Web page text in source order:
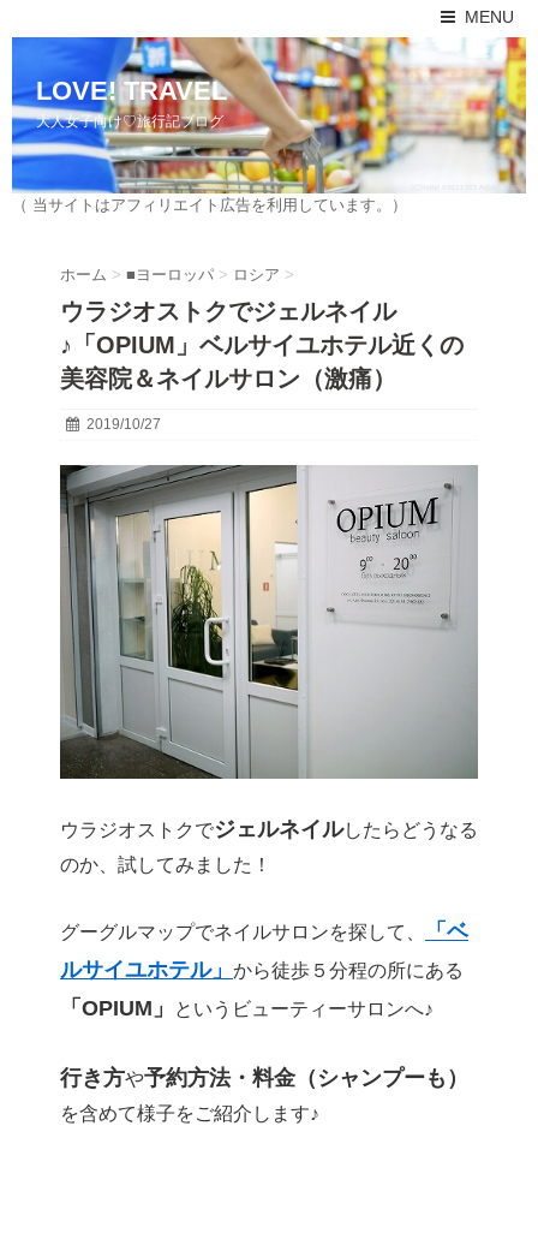
MENU
LOVE! TRAVEL
大人女子向け♡旅行記ブログ
（ 当サイトはアフィリエイト広告を利用しています。）
ホーム > ■ヨーロッパ > ロシア >
ウラジオストクでジェルネイル
♪「OPIUM」ベルサイユホテル近くの
美容院＆ネイルサロン（激痛）
2019/10/27
ウラジオストクでジェルネイルしたらどうなる
のか、試してみました！
グーグルマップでネイルサロンを探して、
「ベ
ルサイユホテル」 から徒歩５分程の所にある
「OPIUM」 というビューティーサロンへ♪
行き方や予約方法・料金（シャンプーも）
を含めて様子をご紹介します♪